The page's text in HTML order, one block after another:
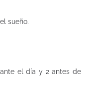
sueño.
el día y 2 antes de